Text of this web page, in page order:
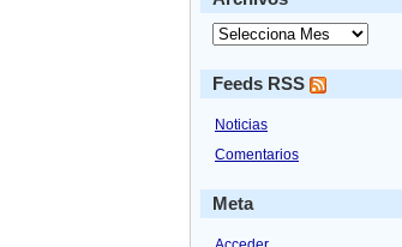
Feeds RSS
Noticias
Comentarios
Meta